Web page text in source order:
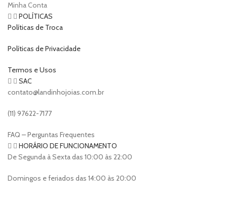
Minha Conta
POLÍTICAS
Políticas de Troca
Políticas de Privacidade
Termos e Usos
SAC
contato@landinhojoias.com.br
(11) 97622-7177
FAQ – Perguntas Frequentes
HORÁRIO DE FUNCIONAMENTO
De Segunda à Sexta das 10:00 às 22:00
Domingos e feriados das 14:00 às 20:00